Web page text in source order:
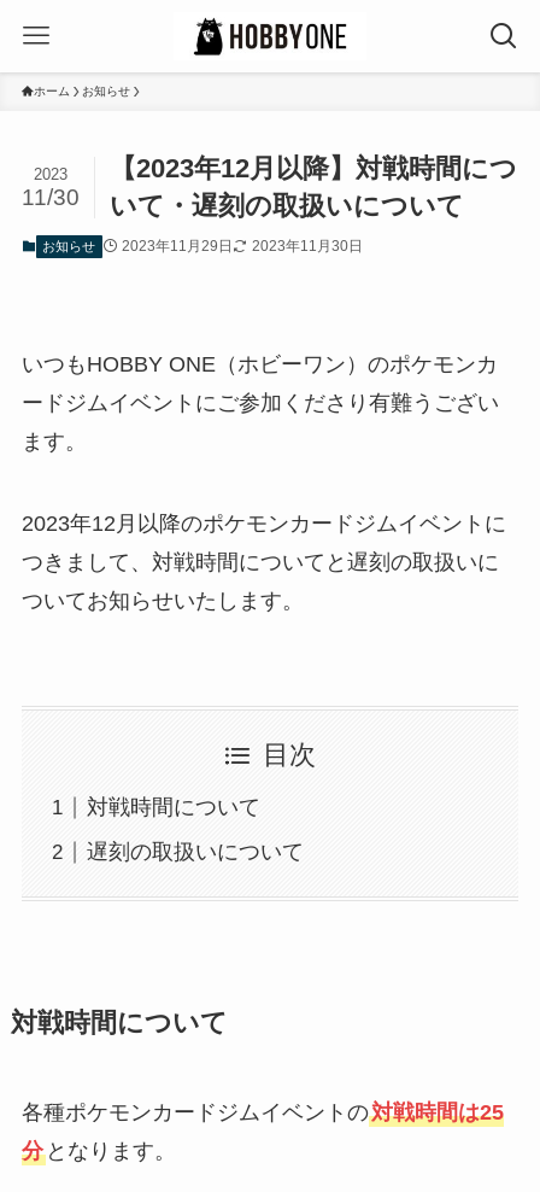
ホーム お知らせ
【2023年12月以降】対戦時間につ
いて・遅刻の取扱いについて
2023
11/30
お知らせ 2023年11月29日 2023年11月30日
いつもHOBBY ONE（ホビーワン）のポケモンカ
ードジムイベントにご参加くださり有難うござい
ます。
2023年12月以降のポケモンカードジムイベントに
つきまして、対戦時間についてと遅刻の取扱いに
ついてお知らせいたします。
目次
対戦時間について
遅刻の取扱いについて
対戦時間について
各種ポケモンカードジムイベントの対戦時間は25
分となります。